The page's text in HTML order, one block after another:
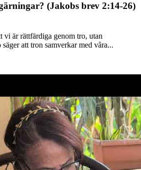
(Jakobs brev 2:14-26)
vi är rättfärdiga genom tro, utan
att tron samverkar med våra...